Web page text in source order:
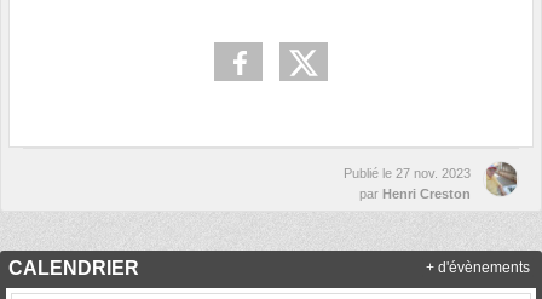
Publié le 27 nov. 2023
par Henri Creston
CALENDRIER + d'évènements